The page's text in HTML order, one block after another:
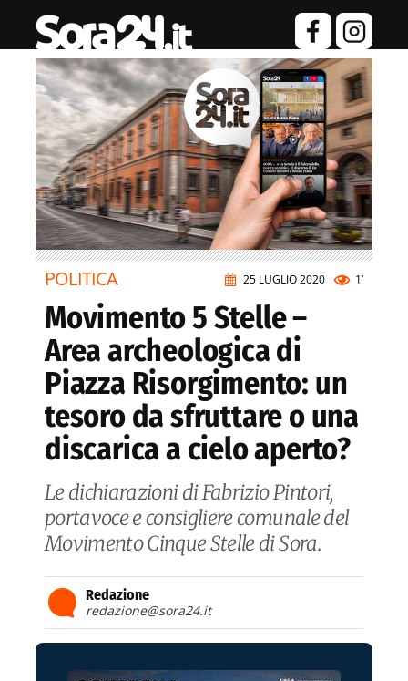
25 LUGLIO 2020 1’
POLITICA
Movimento 5 Stelle –
Area archeologica di
Piazza Risorgimento: un
tesoro da sfruttare o una
discarica a cielo aperto?
Le dichiarazioni di Fabrizio Pintori,
portavoce e consigliere comunale del
Movimento Cinque Stelle di Sora.
Redazione
redazione@sora24.it